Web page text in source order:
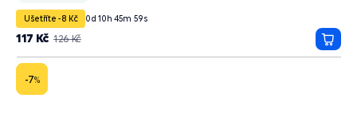
Ušetříte -8 Kč 0d 10h 45m 58s
126 Kč
117 Kč
do
-7%